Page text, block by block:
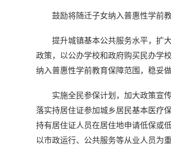
鼓励将随迁子女纳入普惠性学前
提升城镇基本公共服务水平，扩
政策，以公办学校和政府购买民办学
纳入普惠性学前教育保障范围，稳妥
实施全民参保计划，加大政策宣
落实持居住证参加城乡居民基本医疗
持有居住证人员在居住地申请低保或
以市政运行、公共服务等从业人员为